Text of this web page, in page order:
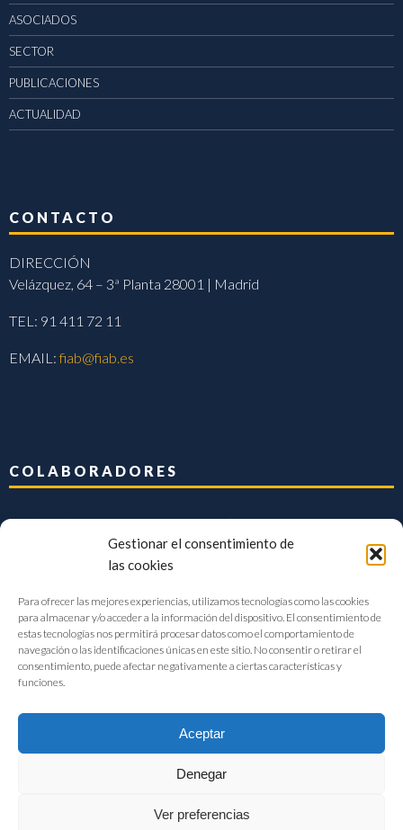
Gestionar el consentimiento de
las cookies
Para ofrecer las mejores experiencias, utilizamos tecnologías como las cookies
para almacenar y/o acceder a la información del dispositivo. El consentimiento de
estas tecnologías nos permitirá procesar datos como el comportamiento de
navegación o las identificaciones únicas en este sitio. No consentir o retirar el
consentimiento, puede afectar negativamente a ciertas características y
funciones.
Aceptar
Denegar
Ver preferencias
ASOCIADOS
SECTOR
PUBLICACIONES
ACTUALIDAD
CONTACTO
DIRECCIÓN
Velázquez, 64 – 3ª Planta 28001 | Madrid
TEL: 91 411 72 11
EMAIL:fiab@fiab.es
COLABORADORES
FIAB Federación Española de Industrias de la Alimentación y Bebidas